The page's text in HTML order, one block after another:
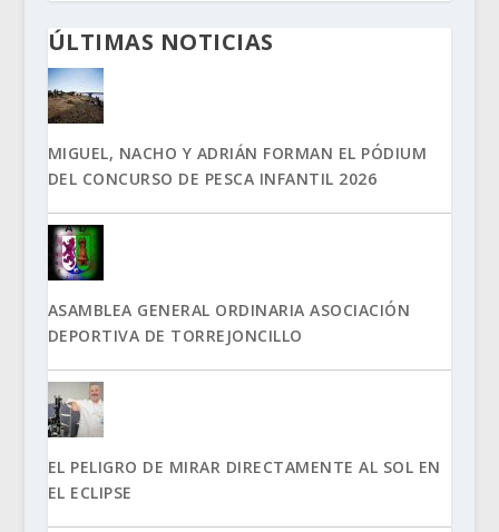
ÚLTIMAS NOTICIAS
MIGUEL, NACHO Y ADRIÁN FORMAN EL PÓDIUM
DEL CONCURSO DE PESCA INFANTIL 2026
ASAMBLEA GENERAL ORDINARIA ASOCIACIÓN
DEPORTIVA DE TORREJONCILLO
EL PELIGRO DE MIRAR DIRECTAMENTE AL SOL EN
EL ECLIPSE